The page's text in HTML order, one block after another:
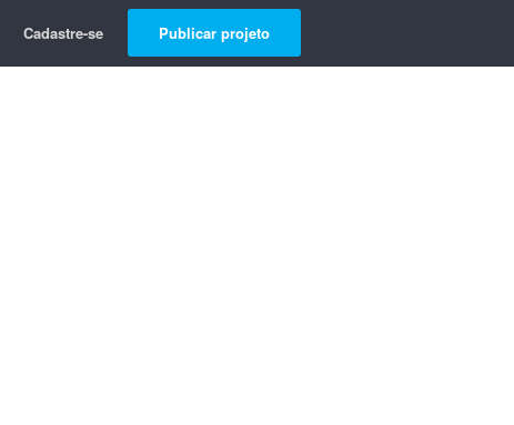
Cadastre-se Publicar projeto